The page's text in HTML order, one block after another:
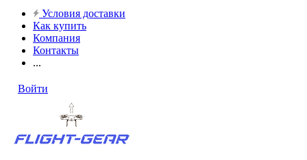
Условия доставки
Как купить
Компания
Контакты
...
Войти